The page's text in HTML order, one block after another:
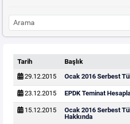
Tarih Başlık
29.12.2015
Ocak 2016 Serbest
23.12.2015 EPDK Teminat
15.12.2015
Ocak 2016 Serbest
Hakkında